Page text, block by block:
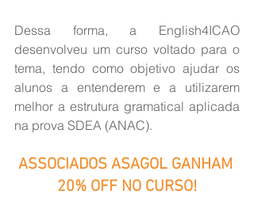
Dessa forma, a English4ICAO
desenvolveu um curso voltado para o
tema, tendo como objetivo ajudar os
alunos a entenderem e a utilizarem
melhor a estrutura gramatical aplicada
na prova SDEA (ANAC).
ASSOCIADOS ASAGOL GANHAM
20% OFF NO CURSO!